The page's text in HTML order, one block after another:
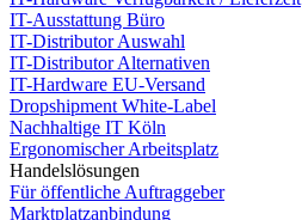
IT-Ausstattung Büro
IT-Distributor Auswahl
IT-Distributor Alternativen
IT-Hardware EU-Versand
Dropshipment White-Label
Nachhaltige IT Köln
Ergonomischer Arbeitsplatz
Handelslösungen
Für öffentliche Auftraggeber
Marktplatzanbindung